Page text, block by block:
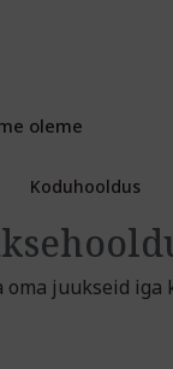
oleme
Koduhooldus
oma juukseid iga